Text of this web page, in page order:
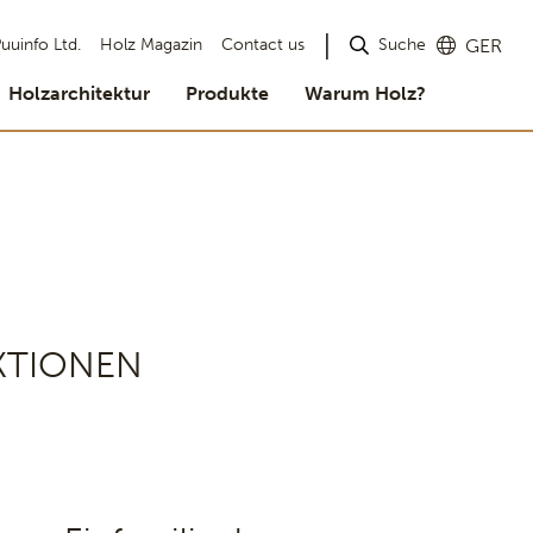
Ltd. Holz Magazin Contact us Suche GER
Holzarchitektur Produkte Warum Holz?